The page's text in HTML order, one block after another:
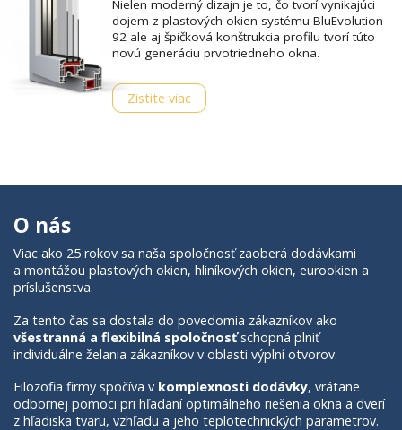
Nielen moderný dizajn je to, čo tvorí vynikajúci
dojem z plastových okien systému BluEvolution
92 ale aj špičková konštrukcia profilu tvorí túto
novú generáciu prvotriedneho okna.
Zistite viac
O nás
Viac ako 25 rokov sa naša spoločnosť zaoberá dodávkami
a montážou plastových okien, hliníkových okien, eurookien a
príslušenstva.
Za tento čas sa dostala do povedomia zákazníkov ako
všestranná a flexibilná spoločnosťschopná plniť
individuálne želania zákazníkov v oblasti výplní otvorov.
Filozofia firmy spočíva v komplexnosti dodávky, vrátane
odbornej pomoci pri hľadaní optimálneho riešenia okna a dverí
z hľadiska tvaru, vzhľadu a jeho teplotechnických parametrov.